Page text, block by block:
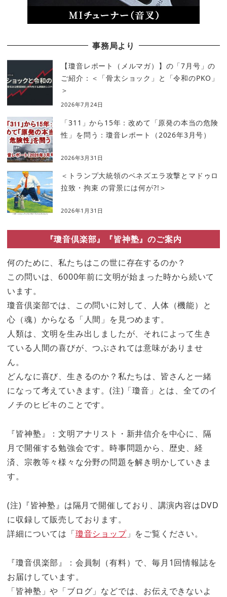
事務局より
【瓊音レポート（メルマガ）】の「7月号」の
ご紹介：＜「骨太ショック」と「令和のPKO」
＞
2026年7月24日
「311」から15年：改めて「原発の本当の危険
性」を問う：瓊音レポート（2026年3月号）
2026年3月31日
＜トランプ大統領のベネズエラ攻撃とマドゥロ
拉致・拘束 の背景には何が?!＞
2026年1月31日
『瓊音倶楽部』『皆神塾』のご案内
何のために、私たちはこの世に存在するのか？
この問いは、6000年前に文明が始まった時から続いて
います。
瓊音倶楽部では、この問いに対して、人体（機能）と
心（魂）からなる「人間」を見つめます。
人類は、文明を生み出しましたが、それによって生き
ている人間の喜びが、つぶされては意味がありませ
ん。
どんなに喜び、生きるのか？私たちは、皆さんと一緒
になって考えていきます。(注)「瓊音」とは、全てのイ
ノチのヒビキのことです。
『皆神塾』：文明アナリスト・新井信介を中心に、隔
月で開催する勉強会です。時事問題から、歴史、経
済、宗教等々様々な分野の問題を解き明かしていきま
す。
(注)『皆神塾』は隔月で開催しており、講演内容はDVD
に収録して販売しております。
詳細については「瓊音ショップ」をご覧ください。
『瓊音倶楽部』：会員制（有料）で、毎月1回情報誌を
お届けしています。
「皆神塾」や「ブログ」などでは、お伝えできないよ